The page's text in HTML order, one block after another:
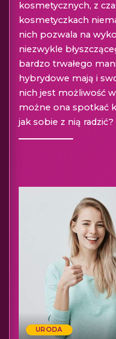
kosmetycznych, z
kosmetyczkach
nich pozwala na
niezwykle
bardzo trwałego
hybrydowe mają i
nich jest możliwość
możne ona spotkać
jak sobie z nią radzić?
URODA